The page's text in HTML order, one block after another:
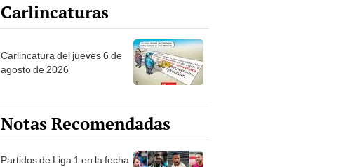
Carlincaturas
Carlincatura del jueves 6 de
agosto de 2026
Notas Recomendadas
Partidos de Liga 1 en la fecha